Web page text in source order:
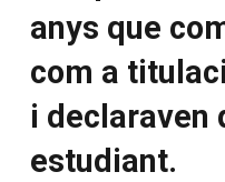
anys que
com a
i declaraven
estudiant.